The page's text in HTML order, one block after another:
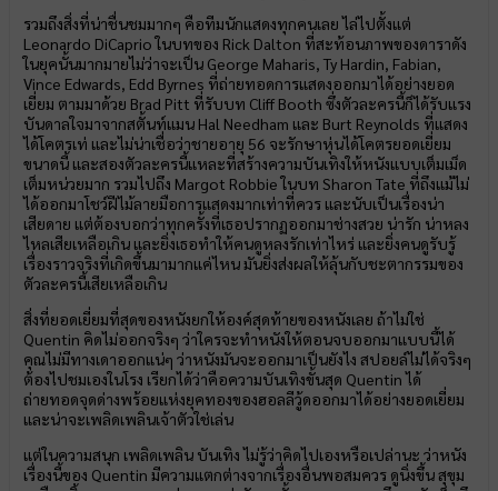
รวมถึงสิ่งที่น่าชื่นชมมากๆ คือทีมนักแสดงทุกคนเลย ไล่ไปตั้งแต่
Leonardo DiCaprio ในบทของ Rick Dalton ที่สะท้อนภาพของดาราดัง
ในยุคนั้นมากมายไม่ว่าจะเป็น George Maharis, Ty Hardin, Fabian,
Vince Edwards, Edd Byrnes ที่ถ่ายทอดการแสดงออกมาได้อย่างยอด
เยี่ยม ตามมาด้วย Brad Pitt ที่รับบท Cliff Booth ซึ่งตัวละครนี้ก็ได้รับแรง
บันดาลใจมาจากสตั้นท์แมน Hal Needham และ Burt Reynolds ที่แสดง
ได้โคตรเท่ และไม่น่าเชื่อว่าชายอายุ 56 จะรักษาหุ่นได้โคตรยอดเยี่ยม
ขนาดนี้ และสองตัวละครนี้แหละที่สร้างความบันเทิงให้หนังแบบเต็มเม็ด
เต็มหน่วยมาก รวมไปถึง Margot Robbie ในบท Sharon Tate ที่ถึงแม้ไม่
ได้ออกมาโชว์ฝีไม้ลายมือการแสดงมากเท่าที่ควร และนับเป็นเรื่องน่า
เสียดาย แต่ต้องบอกว่าทุกครั้งที่เธอปรากฏออกมาช่างสวย น่ารัก น่าหลง
ไหลเสียเหลือเกิน และยิ่งเธอทำให้คนดูหลงรักเท่าไหร่ และยิ่งคนดูรับรู้
เรื่องราวจริงที่เกิดขึ้นมามากแค่ไหน มันยิ่งส่งผลให้ลุ้นกับชะตากรรมของ
ตัวละครนี้เสียเหลือเกิน
สิ่งที่ยอดเยี่ยมที่สุดของหนังยกให้องค์สุดท้ายของหนังเลย ถ้าไม่ใช่
Quentin คิดไม่ออกจริงๆ ว่าใครจะทำหนังให้ตอนจบออกมาแบบนี้ได้
คุณไม่มีทางเดาออกแน่ๆ ว่าหนังมันจะออกมาเป็นยังไง สปอยล์ไม่ได้จริงๆ
ต้องไปชมเองในโรง เรียกได้ว่าคือความบันเทิงขั้นสุด Quentin ได้
ถ่ายทอดจุดด่างพร้อยแห่งยุคทองของฮอลลีวู้ดออกมาได้อย่างยอดเยี่ยม
และน่าจะเพลิดเพลินเจ้าตัวใช่เล่น
แต่ในความสนุก เพลิดเพลิน บันเทิง ไม่รู้ว่าคิดไปเองหรือเปล่านะ ว่าหนัง
เรื่องนี้ของ Quentin มีความแตกต่างจากเรื่องอื่นพอสมควร ดูนิ่งขึ้น สุขุม